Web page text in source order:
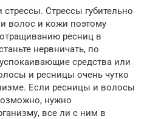
Стрессы губительно
волос и кожи поэтому
ресниц в
нервничать, по
средства или
и ресницы очень чутко
Если ресницы и волосы
нужно
все ли с ним в